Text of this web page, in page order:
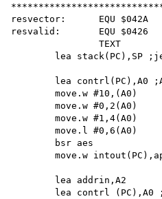
resvector:      EQU $042A
resvalid:       EQU $0426
                TEXT
lea stack(PC),SP
lea contrl(PC),A0
        move.w #10,(A0)
        move.w #0,2(A0)
        move.w #1,4(A0)
        move.l #0,6(A0)
        bsr aes
move.w
        lea addrin,A2
lea contrl (PC),A0